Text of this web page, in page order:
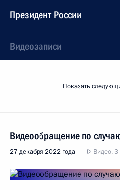
Президент России
Видеозаписи
Показать
Видеообращение по
27 декабря 2022 года Видео, 3